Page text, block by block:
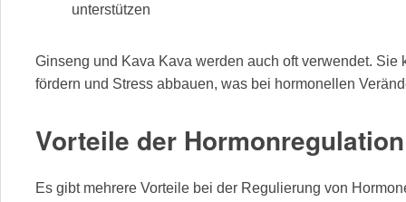
unterstützen
Ginseng und Kava Kava werden auch oft verwendet.
fördern und Stress abbauen, was bei hormonellen
Vorteile der
Es gibt mehrere Vorteile bei der Regulierung von